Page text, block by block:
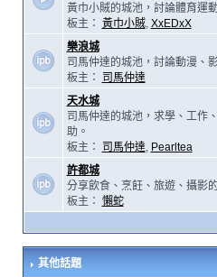
黃巾小賊的城池，討論體育運
板主： 黃巾小賊, XxEDxX
樂浪城
司馬仲達的城池，討論動漫、
板主：
司馬仲達
天水城
司馬仲達的城池，求學、工作
助。
板主：
司馬仲達, Pearltea
許都城
分享飲食、烹飪、旅遊、攝影
板主： 懶蛇
其他話題